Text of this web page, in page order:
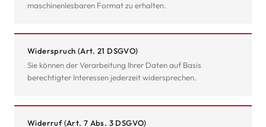
maschinenlesbaren Format zu erhalten.
Widerspruch (Art. 21 DSGVO)
Sie können der Verarbeitung Ihrer Daten auf Basis
berechtigter Interessen jederzeit widersprechen.
Widerruf (Art. 7 Abs. 3 DSGVO)